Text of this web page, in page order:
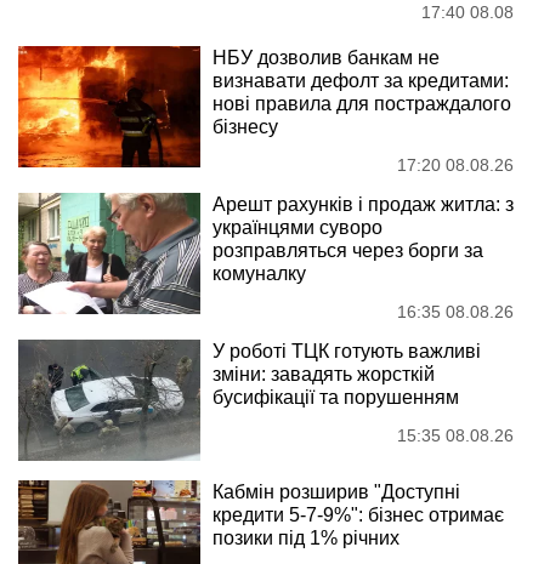
17:40 08.08
НБУ дозволив банкам не
визнавати дефолт за кредитами:
нові правила для постраждалого
бізнесу
17:20 08.08.26
Арешт рахунків і продаж житла: з
українцями суворо
розправляться через борги за
комуналку
16:35 08.08.26
У роботі ТЦК готують важливі
зміни: завадять жорсткій
бусифікації та порушенням
15:35 08.08.26
Кабмін розширив "Доступні
кредити 5-7-9%": бізнес отримає
позики під 1% річних